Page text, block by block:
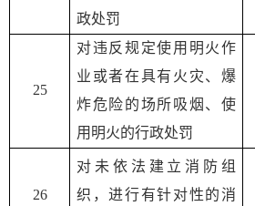
政处罚
25
对违反规定使用明火作
业或者在具有火灾、爆
炸危险的场所吸烟、使
用明火的行政处罚
26
对未依法建立消防组
织，进行有针对性的消